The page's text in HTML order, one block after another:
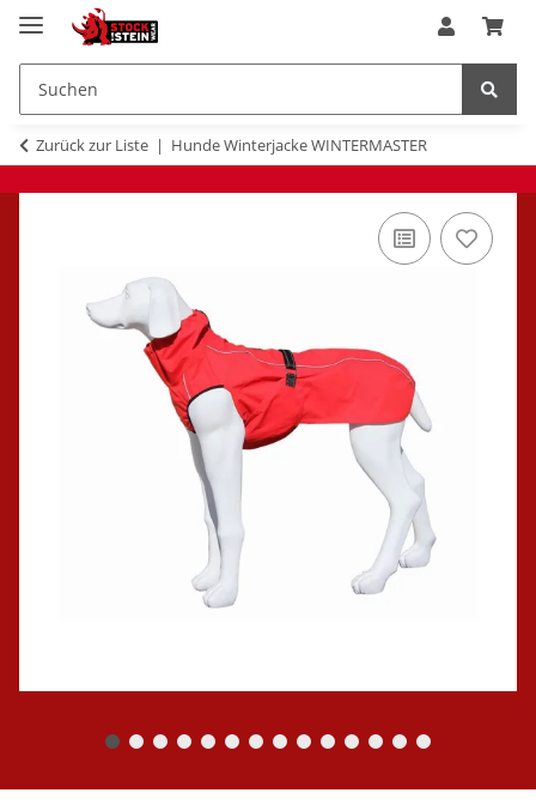
Zurück zur Liste Hunde Winterjacke WINTERMASTER